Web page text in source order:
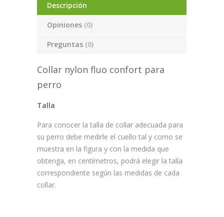
Descripción
Opiniones (0)
Preguntas (0)
Collar nylon fluo confort para
perro
Talla
Para conocer la talla de collar adecuada para
su perro debe medirle el cuello tal y como se
muestra en la figura y con la medida que
obtenga, en centímetros, podrá elegir la talla
correspondiente según las medidas de cada
collar.